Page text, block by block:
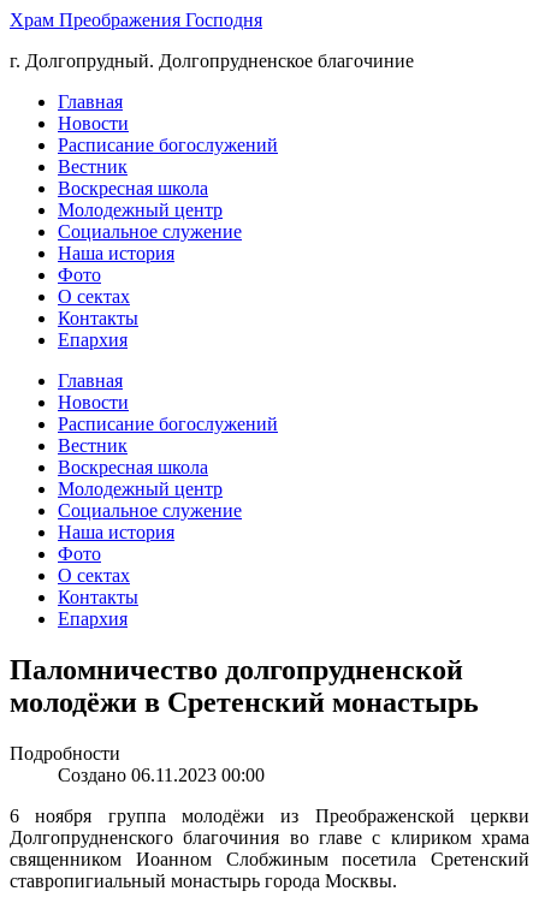
Храм Преображения Господня
г. Долгопрудный. Долгопрудненское благочиние
Главная
Новости
Расписание богослужений
Вестник
Воскресная школа
Молодежный центр
Социальное служение
Наша история
Фото
О сектах
Контакты
Епархия
Главная
Новости
Расписание богослужений
Вестник
Воскресная школа
Молодежный центр
Социальное служение
Наша история
Фото
О сектах
Контакты
Епархия
Паломничество долгопрудненской
молодёжи в Сретенский монастырь
Подробности
Создано 06.11.2023 00:00
6 ноября группа молодёжи из Преображенской церкви
Долгопрудненского благочиния во главе с клириком храма
священником Иоанном Слобжиным посетила Сретенский
ставропигиальный монастырь города Москвы.